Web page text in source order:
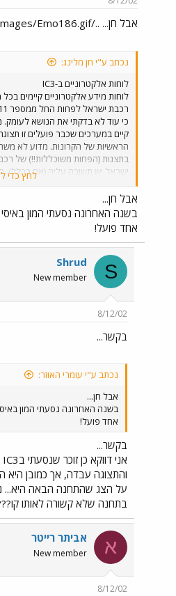
אבל חן... ../images/Emo186.gif
נכתב ע"י חן מלינג:
לוחות אלקטרוניים ב-IC3
קיים במערכים שכבר פועלים זו
הראשיות של הקרונות. מדוע לא
בתצגות (הפחות משוכללות!!) של
ישראל יש תשובה עליה (אם בכלל).
שמוכיחה שלמעשה כן נעשה
לגבי התועלת שבו... (דרך אגב,
האחרונה מנהריה דרומה באותו יום.
לחץ כדי
אבל חן...
אחד פועל!
S
Shrud
New member
8/12/02
בקשר...
נכתב ע"י עומרי האוזר:
אבל חן...
אחד פועל!
בקשר...
והתצוגה עבדה, אך כמובן היא
על הצג שהתחנה הבאה היא...
בתחנה שלא קשורה לאותו
א אביתר רייטר
New member
8/12/02